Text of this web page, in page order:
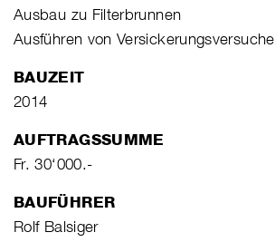
Ausbau zu Filterbrunnen
Ausführen von Versickerungsversuche
BAUZEIT
2014
AUFTRAGSSUMME
Fr. 30‘000.-
BAUFÜHRER
Rolf Balsiger